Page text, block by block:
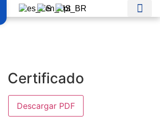
Certificado
Descargar PDF